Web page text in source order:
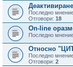
Последно
Отговори: 18
On-line
Последно
Относно
Последно
Отговори: 2